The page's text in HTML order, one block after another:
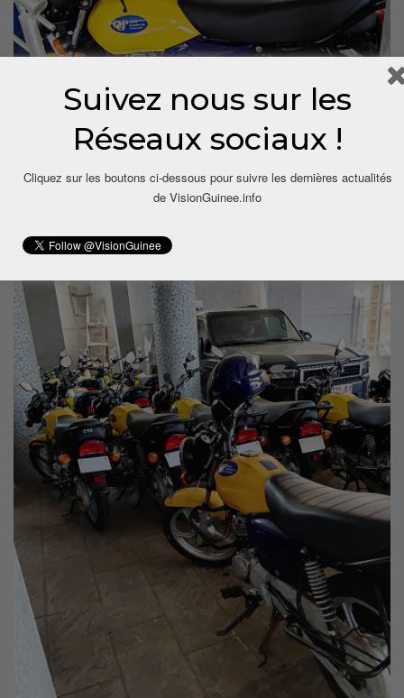
Suivez nous sur les
Réseaux sociaux !
Cliquez sur les boutons ci-dessous pour suivre les dernières actualités
de VisionGuinee.info